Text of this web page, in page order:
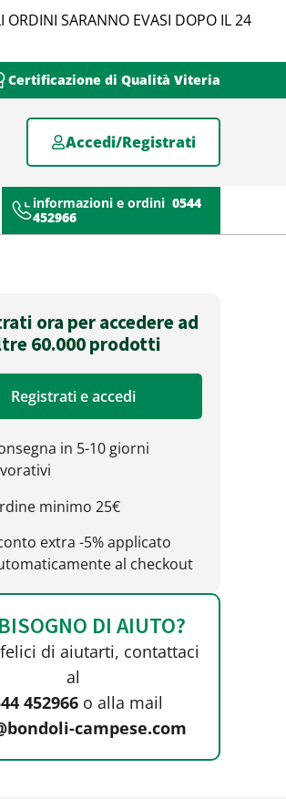
ORDINI SARANNO EVASI DOPO IL 24
Certificazione di Qualità Viteria
Accedi/Registrati
informazioni e ordini 0544
452966
ora per accedere ad
60.000 prodotti
Registrati e accedi
in 5-10 giorni
minimo 25€
extra -5% applicato
al checkout
DI AIUTO?
di aiutarti, contattaci
al
452966 o alla mail
campese.com